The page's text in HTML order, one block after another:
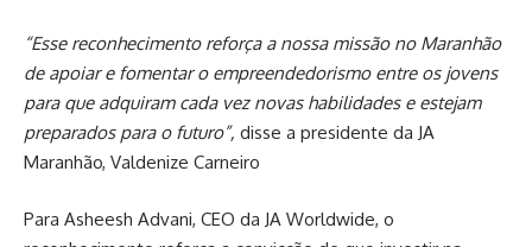
“Esse reconhecimento reforça a nossa missão no Maranhão
de apoiar e fomentar o empreendedorismo entre os jovens
para que adquiram cada vez novas habilidades e estejam
preparados para o futuro”, disse a presidente da JA
Maranhão, Valdenize Carneiro
Para Asheesh Advani, CEO da JA Worldwide, o